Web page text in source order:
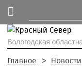
Вологодская
Главное Новости